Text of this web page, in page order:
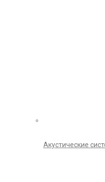
Акустические